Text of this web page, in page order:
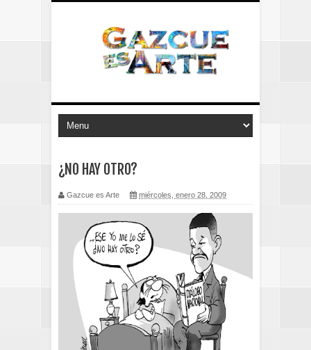
¿NO HAY OTRO?
Gazcue es Arte miércoles, enero 28, 2009